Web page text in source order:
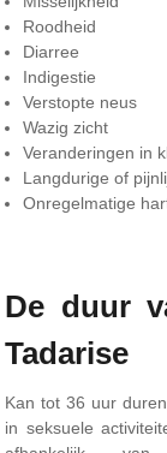
Roodheid
Diarree
Indigestie
Verstopte neus
Wazig zicht
Veranderingen in
Langdurige of
Onregelmatige
De duur
Tadarise
Kan tot 36 uur
in seksuele